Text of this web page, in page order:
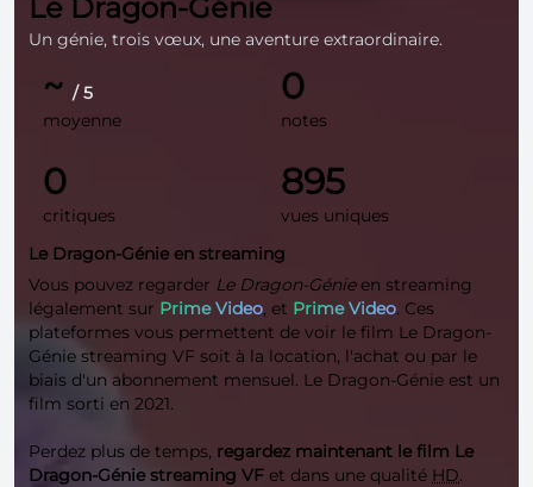
Le Dragon-Génie
Un génie, trois vœux, une aventure extraordinaire.
~ / 5
moyenne
0
notes
0
critiques
895
vues uniques
Le Dragon-Génie en streaming
Vous pouvez regarder Le Dragon-Génieen streaming
légalement sur Prime Video, et Prime Video. Ces
plateformes vous permettent de voir le film Le Dragon-
Génie streaming VF soit à la location, l'achat ou par le
biais d'un abonnement mensuel. Le Dragon-Génie est un
film sorti en 2021.
Perdez plus de temps, regardez maintenant le film Le
Dragon-Génie streaming VF et dans une qualité HD.